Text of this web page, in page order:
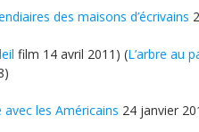
des maisons d’écrivains
film 14 avril 2011) (L’arbre au
avec les Américains 24 janvier